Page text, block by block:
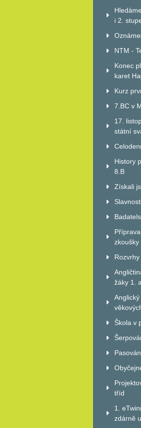
i 2.
NTM -
Konec
karet
Kurz
7.BC v
17.
státní
History
8.B
Získali
zkoušky
žáky 1.
Škola v
tříd
1.
zdárně